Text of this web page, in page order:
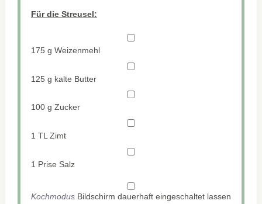
Für die Streusel:
175 g Weizenmehl
125 g kalte Butter
100 g Zucker
1 TL Zimt
1 Prise Salz
Kochmodus Bildschirm dauerhaft eingeschaltet lassen